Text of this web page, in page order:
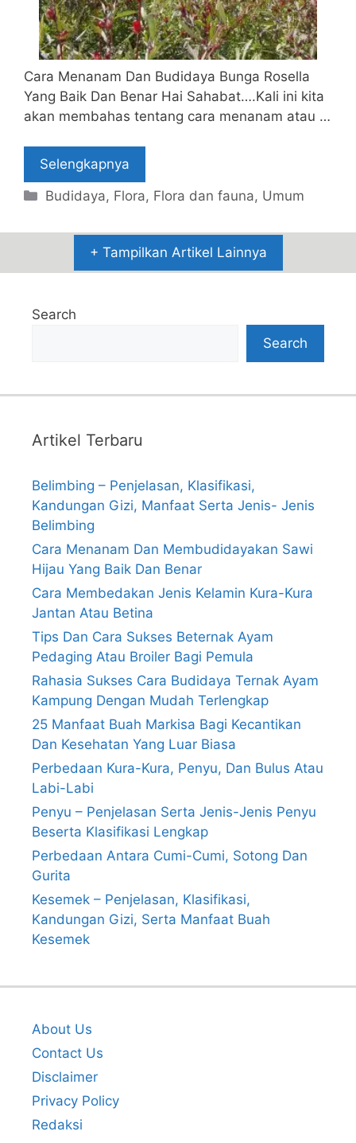
Cara Menanam Dan Budidaya Bunga Rosella
Yang Baik Dan Benar Hai Sahabat….Kali ini kita
akan membahas tentang cara menanam atau …
Selengkapnya
Categories
Budidaya, Flora, Flora dan fauna, Umum
+ Tampilkan Artikel Lainnya
Search
Search
Artikel Terbaru
Belimbing – Penjelasan, Klasifikasi,
Kandungan Gizi, Manfaat Serta Jenis- Jenis
Belimbing
Cara Menanam Dan Membudidayakan Sawi
Hijau Yang Baik Dan Benar
Cara Membedakan Jenis Kelamin Kura-Kura
Jantan Atau Betina
Tips Dan Cara Sukses Beternak Ayam
Pedaging Atau Broiler Bagi Pemula
Rahasia Sukses Cara Budidaya Ternak Ayam
Kampung Dengan Mudah Terlengkap
25 Manfaat Buah Markisa Bagi Kecantikan
Dan Kesehatan Yang Luar Biasa
Perbedaan Kura-Kura, Penyu, Dan Bulus Atau
Labi-Labi
Penyu – Penjelasan Serta Jenis-Jenis Penyu
Beserta Klasifikasi Lengkap
Perbedaan Antara Cumi-Cumi, Sotong Dan
Gurita
Kesemek – Penjelasan, Klasifikasi,
Kandungan Gizi, Serta Manfaat Buah
Kesemek
About Us
Contact Us
Disclaimer
Privacy Policy
Redaksi